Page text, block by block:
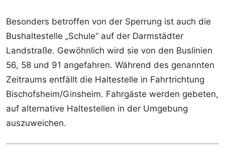
Besonders betroffen von der Sperrung ist auch die
Bushaltestelle „Schule“ auf der Darmstädter
Landstraße. Gewöhnlich wird sie von den Buslinien
56, 58 und 91 angefahren. Während des genannten
Zeitraums entfällt die Haltestelle in Fahrtrichtung
Bischofsheim/Ginsheim. Fahrgäste werden gebeten,
auf alternative Haltestellen in der Umgebung
auszuweichen.